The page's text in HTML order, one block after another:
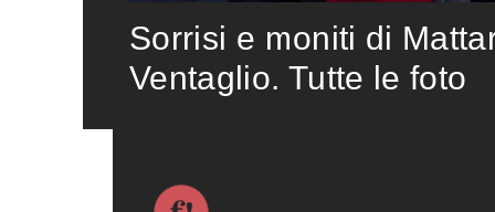
Sorrisi e moniti di
Ventaglio. Tutte le foto